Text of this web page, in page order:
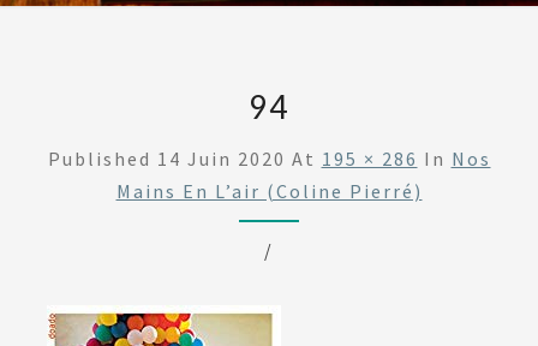
94
Published 14 Juin 2020 At 195 × 286 In Nos
Mains En L’air (Coline Pierré)
/